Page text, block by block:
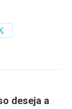
deseja a